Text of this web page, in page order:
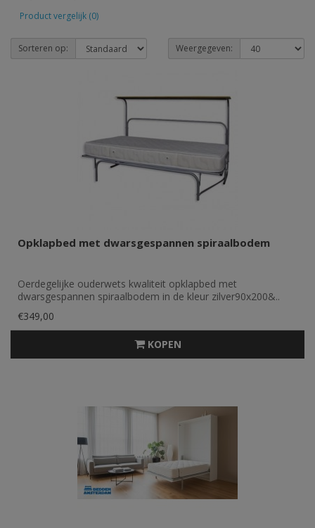
Product vergelijk (0)
Sorteren op: Weergegeven:
Opklapbed met dwarsgespannen spiraalbodem
Oerdegelijke ouderwets kwaliteit opklapbed met
dwarsgespannen spiraalbodem in de kleur zilver90x200&..
€349,00
KOPEN